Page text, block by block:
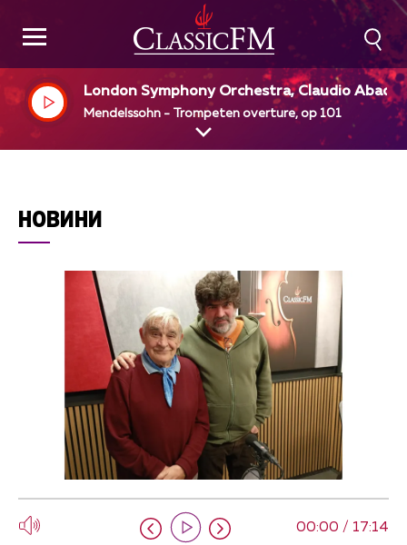
London Symphony Orchestra, Claudio Abado,
ir
Mendelssohn - Trompeten overture, op 101
НОВИНИ
00:00 / 17:14